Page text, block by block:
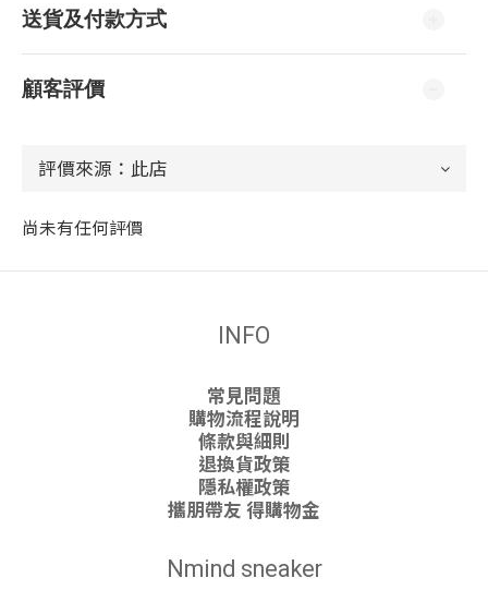
送貨及付款方式
顧客評價
尚未有任何評價
INFO
常見問題
購物流程說明
條款與細則
退換貨政策
隱私權政策
攜朋帶友 得購物金
Nmind sneaker